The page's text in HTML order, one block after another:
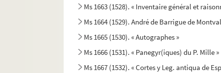
Ms 1663 (1528). « Inventaire général et
Ms 1664 (1529). André de Barrigue de
Ms 1665 (1530). « Autographes »
Ms 1666 (1531). « Panegyr(iques) du P. Mille
Ms 1667 (1532). « Cortes y Leg. antiqua de